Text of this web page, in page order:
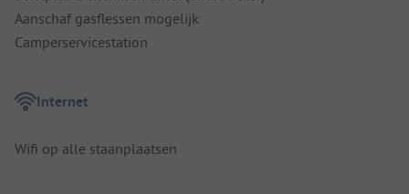
Aanschaf gasflessen mogelijk
Camperservicestation
Internet
Wifi op alle staanplaatsen